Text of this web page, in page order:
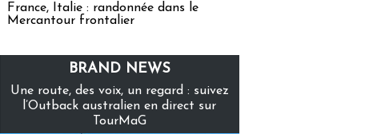
France, Italie : randonnée dans le
Mercantour frontalier
BRAND NEWS
Une route, des voix, un regard : suivez
l’Outback australien en direct sur
TourMaG